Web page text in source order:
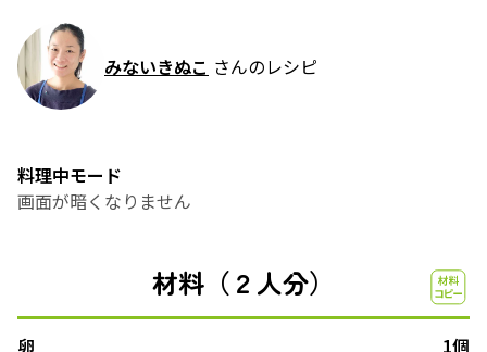
みないきぬこ さんのレシピ
料理中モード
画面が暗くなりません
材料（２人分）
卵
1個